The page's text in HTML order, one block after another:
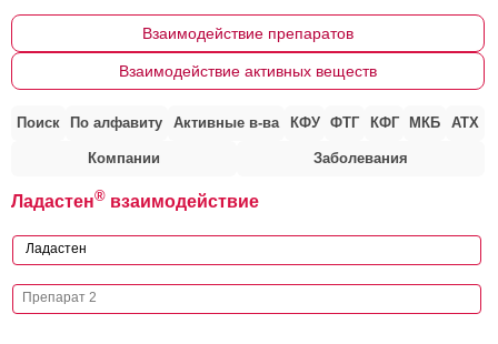
Взаимодействие препаратов
Взаимодействие активных веществ
Поиск По алфавиту Активные в-ва КФУ ФТГ КФГ МКБ АТХ
Компании Заболевания
Ладастен® взаимодействие